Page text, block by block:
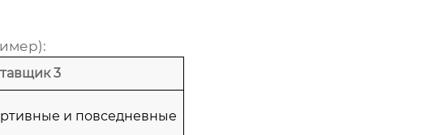
3
и повседневные